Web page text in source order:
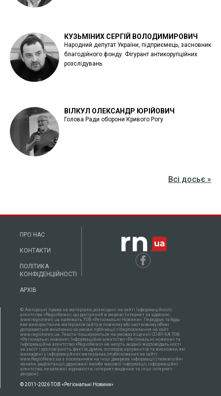
КУЗЬМІНИХ СЕРГІЙ ВОЛОДИМИРОВИЧ
Народний депутат України, підприємець, засновник
благодійного фонду. Фігурант антикорупційних
розслідувань
ВІЛКУЛ ОЛЕКСАНДР ЮРІЙОВИЧ
Голова Ради оборони Кривого Рогу
Всі досьє »
ПРО НАС
КОНТАКТИ
ПОЛІТИКА
КОНФІДЕНЦІЙНОСТІ
АРХІВ
© Авторські права на матеріали, розміщені на сайті Інформаційного
агентства «RegioNews», що доступний в мережі Інтернет за адресою:
www.regionews.ua належать ТОВ «Регіональні Новини». Передрук та будь-
яке використання матеріалів сайту в повному або частковому об'ємі
допускається виключно за умови публікації гіперпосилання на сайт
www.regionews.ua. Тексти поширюються нa умовах ліцензії CC-BY-SA ТОВ
«Регіональні новини», Інформаційне агентство «Регіональні новини» та
Інформаційне агентство «RegioNews» не несуть жодної відповідальності
за зміст і достовірність фактів, думок, поглядів, аргументів та висновки, які
викладені у інформаційних матеріалах, опублікованих на сайті
www.RegioNews.ua з посиланням на інші джерела інформації (телевізійні
канали, радіостанції, друковані засоби масової інформації, інформаційні
агентства, незалежні журналісти, інтернет-видання та інші інтернет-
ресурси).
© 2011-2026 ТОВ «Регіональні Новини»